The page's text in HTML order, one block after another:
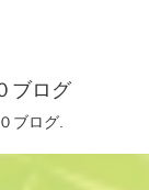
ブログ
ブログ.